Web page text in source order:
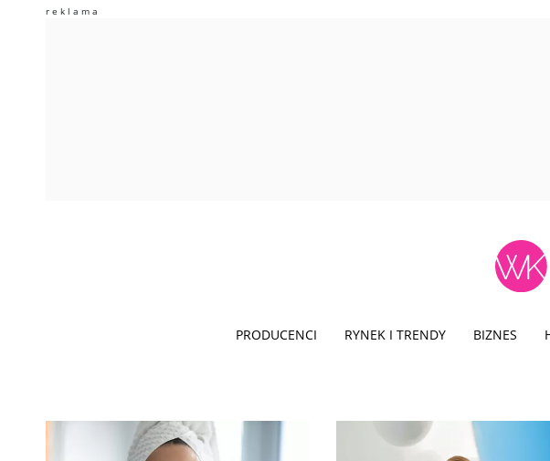
PRODUCENCI RYNEK I TRENDY BIZNES